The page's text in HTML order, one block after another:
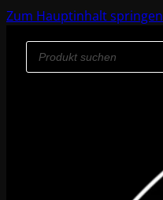
Zum Hauptinhalt springen
Products
search